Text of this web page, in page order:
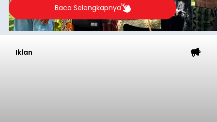
Baca Selengkapnya
Iklan